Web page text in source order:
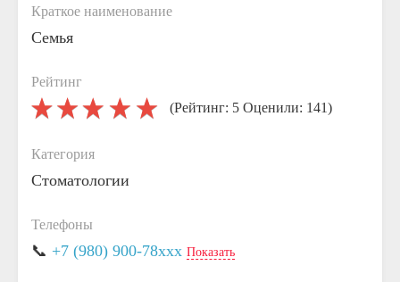
Краткое наименование
Семья
Рейтинг
(Рейтинг: 5 Оценили: 141)
Категория
Стоматологии
Телефоны
📞 +7 (980) 900-78xxx Показать